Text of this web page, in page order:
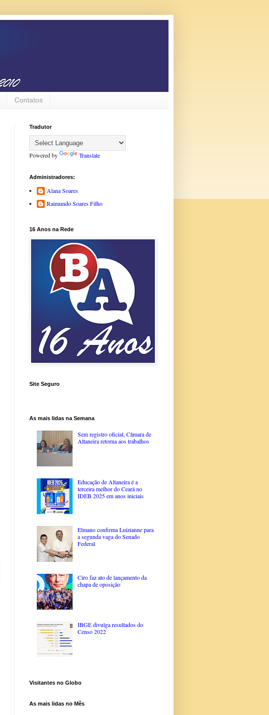
Contatos
Tradutor
Powered by Translate
Administradores:
Alana Soares
Raimundo Soares Filho
16 Anos na Rede
Site Seguro
As mais lidas na Semana
Sem registro oficial, Câmara de
Altaneira retorna aos trabalhos
Educação de Altaneira é a
terceira melhor do Ceará no
IDEB 2025 em anos iniciais
Elmano confirma Luizianne para
a segunda vaga do Senado
Federal
Ciro faz ato de lançamento da
chapa de oposição
IBGE divulga resultados do
Censo 2022
Visitantes no Globo
As mais lidas no Mês